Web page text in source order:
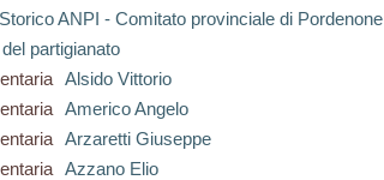
ANPI - Comitato provinciale di Pordenone
partigianato
Alsido Vittorio
Americo Angelo
Arzaretti Giuseppe
Azzano Elio